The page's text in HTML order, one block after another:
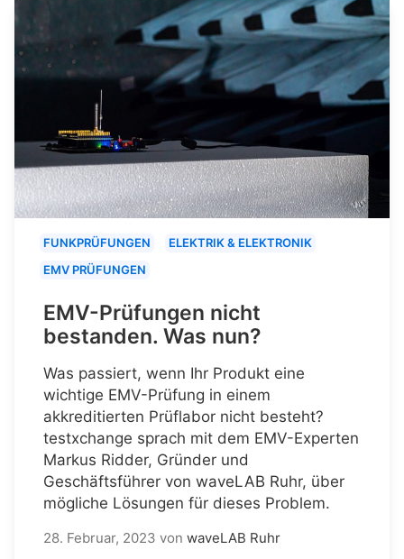
FUNKPRÜFUNGEN
ELEKTRIK & ELEKTRONIK
EMV PRÜFUNGEN
EMV-Prüfungen nicht
bestanden. Was nun?
Was passiert, wenn Ihr Produkt eine
wichtige EMV-Prüfung in einem
akkreditierten Prüflabor nicht besteht?
testxchange sprach mit dem EMV-Experten
Markus Ridder, Gründer und
Geschäftsführer von waveLAB Ruhr, über
mögliche Lösungen für dieses Problem.
28. Februar, 2023 von waveLAB Ruhr